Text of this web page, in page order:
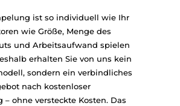
ist so individuell wie Ihr
wie Größe, Menge des
und Arbeitsaufwand spielen
erhalten Sie von uns kein
sondern ein verbindliches
nach kostenloser
– ohne versteckte Kosten. Das